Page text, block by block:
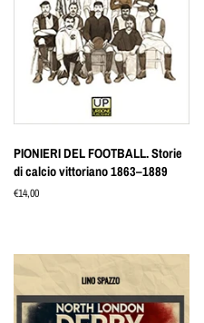
PIONIERI DEL FOOTBALL. Storie
di calcio vittoriano 1863–1889
Prezzo
€14,00